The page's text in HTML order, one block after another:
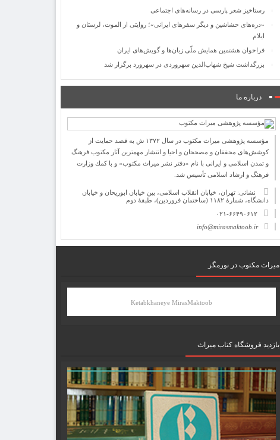
رستاخیز شعر پارسی در رسانه‌های اجتماعی
«دره‌های حشاشین و دیگر سفرهای ایرانی»؛ روایتی از الموت، لرستان و
ایلام
فراخوان هشتمین همایش ملّی زبان‌ها و گویش‌های ایران
بزرگداشت شیخ شهاب‌الدین سهروردی در سهرورد برگزار شد
درباره ما
مؤسسه پژوهشی میراث مكتوب در سال ۱۳۷۲ ش به قصد حمایت از
كوشش‌های محققان و مصححان و احیا و انتشار مهمترین آثار مكتوب فرهنگ
و تمدن اسلامی و ایرانی با نام «دفتر نشر میراث مكتوب» و با كمك وزارت
فرهنگ و ارشاد اسلامی تأسیس شد.
نشانی: تهران، خیابان انقلاب اسلامی، بین خیابان ابوریحان و خیابان
دانشگاه، شمارۀ ۱۱۸۲ (ساختمان فروردین)، طبقۀ دوم
۰۲۱-۶۶۴۹۰۶۱۲
info@mirasmaktoob.ir
میرات مکتوب در نورمگز
Ketabkhaneye MirasMaktoob
بازدید فروشگاه کتاب میراث